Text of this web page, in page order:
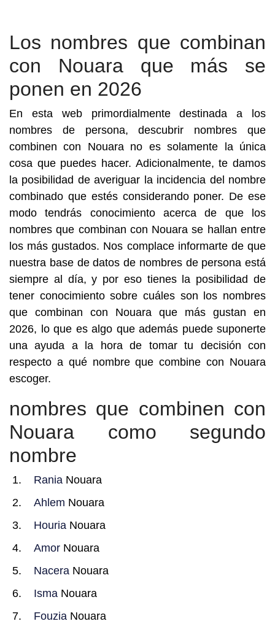
Los nombres que combinan
con Nouara que más se
ponen en 2026
En esta web primordialmente destinada a los
nombres de persona, descubrir nombres que
combinen con Nouara no es solamente la única
cosa que puedes hacer. Adicionalmente, te damos
la posibilidad de averiguar la incidencia del nombre
combinado que estés considerando poner. De ese
modo tendrás conocimiento acerca de que los
nombres que combinan con Nouara se hallan entre
los más gustados. Nos complace informarte de que
nuestra base de datos de nombres de persona está
siempre al día, y por eso tienes la posibilidad de
tener conocimiento sobre cuáles son los nombres
que combinan con Nouara que más gustan en
2026, lo que es algo que además puede suponerte
una ayuda a la hora de tomar tu decisión con
respecto a qué nombre que combine con Nouara
escoger.
nombres que combinen con
Nouara como segundo
nombre
Rania Nouara
Ahlem Nouara
Houria Nouara
Amor Nouara
Nacera Nouara
Isma Nouara
Fouzia Nouara